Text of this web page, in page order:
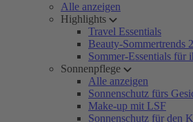
Alle anzeigen
Highlights
Travel Essentials
Beauty-Sommertrends
Sommer-Essentials für
Sonnenpflege
Alle anzeigen
Sonnenschutz fürs
Make-up mit LSF
Sonnenschutz für den